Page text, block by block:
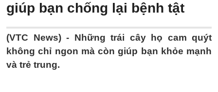
giúp bạn chống lại bệnh tật
(VTC News) - Những trái cây họ cam quýt
không chỉ ngon mà còn giúp bạn khỏe mạnh
và trẻ trung.